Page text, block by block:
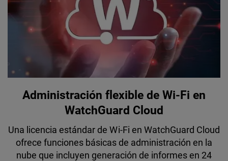
Administración flexible de Wi-Fi en
WatchGuard Cloud
Una licencia estándar de Wi-Fi en WatchGuard Cloud
ofrece funciones básicas de administración en la
nube que incluyen generación de informes en 24